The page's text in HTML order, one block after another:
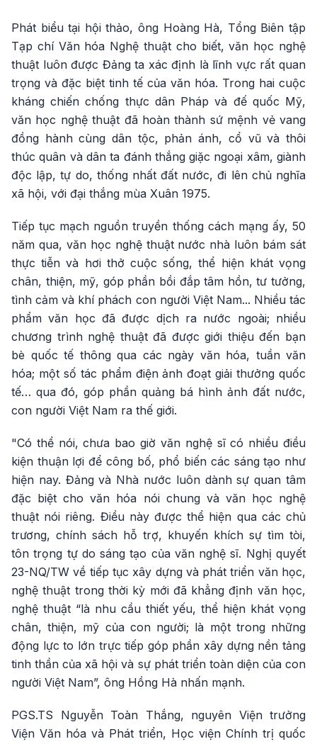
Phát biểu tại hội thảo, ông Hoàng Hà, Tổng Biên tập
Tạp chí Văn hóa Nghệ thuật cho biết, văn học nghệ
thuật luôn được Đảng ta xác định là lĩnh vực rất quan
trọng và đặc biệt tinh tế của văn hóa. Trong hai cuộc
kháng chiến chống thực dân Pháp và đế quốc Mỹ,
văn học nghệ thuật đã hoàn thành sứ mệnh vẻ vang
đồng hành cùng dân tộc, phản ánh, cổ vũ và thôi
thúc quân và dân ta đánh thắng giặc ngoại xâm, giành
độc lập, tự do, thống nhất đất nước, đi lên chủ nghĩa
xã hội, với đại thắng mùa Xuân 1975.
Tiếp tục mạch nguồn truyền thống cách mạng ấy, 50
năm qua, văn học nghệ thuật nước nhà luôn bám sát
thực tiễn và hơi thở cuộc sống, thể hiện khát vọng
chân, thiện, mỹ, góp phần bồi đắp tâm hồn, tư tưởng,
tình cảm và khí phách con người Việt Nam... Nhiều tác
phẩm văn học đã được dịch ra nước ngoài; nhiều
chương trình nghệ thuật đã được giới thiệu đến bạn
bè quốc tế thông qua các ngày văn hóa, tuần văn
hóa; một số tác phẩm điện ảnh đoạt giải thưởng quốc
tế… qua đó, góp phần quảng bá hình ảnh đất nước,
con người Việt Nam ra thế giới.
"Có thể nói, chưa bao giờ văn nghệ sĩ có nhiều điều
kiện thuận lợi để công bố, phổ biến các sáng tạo như
hiện nay. Đảng và Nhà nước luôn dành sự quan tâm
đặc biệt cho văn hóa nói chung và văn học nghệ
thuật nói riêng. Điều này được thể hiện qua các chủ
trương, chính sách hỗ trợ, khuyến khích sự tìm tòi,
tôn trọng tự do sáng tạo của văn nghệ sĩ. Nghị quyết
23-NQ/TW về tiếp tục xây dựng và phát triển văn học,
nghệ thuật trong thời kỳ mới đã khẳng định văn học,
nghệ thuật “là nhu cầu thiết yếu, thể hiện khát vọng
chân, thiện, mỹ của con người; là một trong những
động lực to lớn trực tiếp góp phần xây dựng nền tảng
tinh thần của xã hội và sự phát triển toàn diện của con
người Việt Nam”, ông Hồng Hà nhấn mạnh.
PGS.TS Nguyễn Toàn Thắng, nguyên Viện trưởng
Viện Văn hóa và Phát triển, Học viện Chính trị quốc